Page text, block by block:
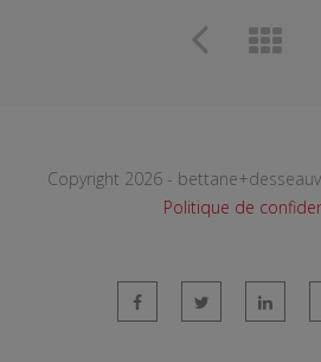
Copyright 2026 -
Politique de